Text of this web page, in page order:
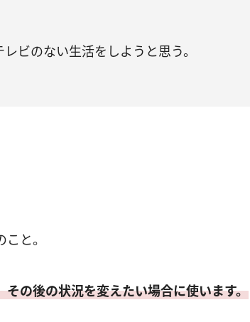
レビのない生活をしようと思う。
と。
その後の状況を変えたい場合に使います。